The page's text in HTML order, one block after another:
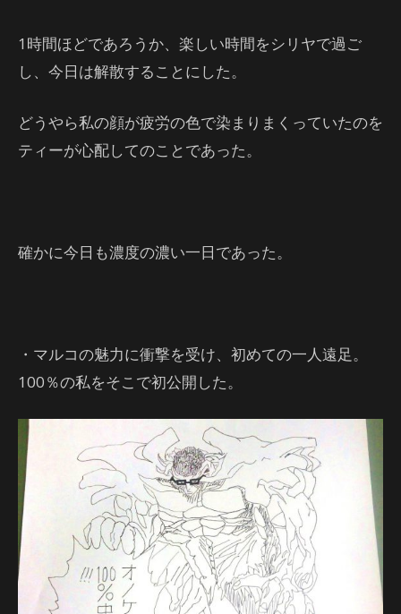
1時間ほどであろうか、楽しい時間をシリヤで過ご
し、今日は解散することにした。
どうやら私の顔が疲労の色で染まりまくっていたのを
ティーが心配してのことであった。
確かに今日も濃度の濃い一日であった。
・マルコの魅力に衝撃を受け、初めての一人遠足。
100％の私をそこで初公開した。